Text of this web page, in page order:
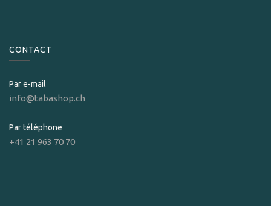
CONTACT
Par e-mail
info@tabashop.ch
Par téléphone
+41 21 963 70 70